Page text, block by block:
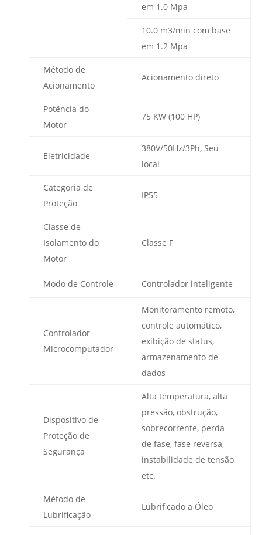
em 1.0 Mpa
10.0 m3/min com base
em 1.2 Mpa
Método de
Acionamento
Acionamento direto
Potência do
Motor
75 KW (100 HP)
Eletricidade
380V/50Hz/3Ph, Seu
local
Categoria de
Proteção
IP55
Classe de
Isolamento do
Motor
Classe F
Modo de Controle Controlador inteligente
Controlador
Microcomputador
Monitoramento remoto,
controle automático,
exibição de status,
armazenamento de
dados
Dispositivo de
Proteção de
Segurança
Alta temperatura, alta
pressão, obstrução,
sobrecorrente, perda
de fase, fase reversa,
instabilidade de tensão,
etc.
Método de
Lubrificação
Lubrificado a Óleo